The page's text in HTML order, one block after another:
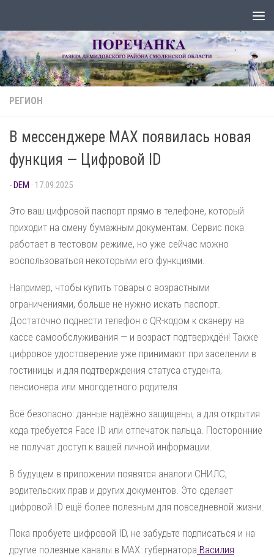
РЕГИОН
В мессенджере MAX появилась новая
функция — Цифровой ID
-DEM · 17.09.2025
Это ваш цифровой паспорт прямо в телефоне, который
приходит на смену бумажным документам. Сервис пока
работает в тестовом режиме, но уже сейчас можно
воспользоваться некоторыми его функциями.
Например, чтобы купить товары с возрастными
ограничениями, больше не нужно искать паспорт.
Достаточно поднести телефон с QR-кодом к сканеру на
кассе самообслуживания — и возраст подтверждён! Также
цифровое удостоверение уже принимают при заселении в
гостиницы и для подтверждения статуса студента,
пенсионера или многодетного родителя.
Всё безопасно: данные надёжно защищены, а для открытия
кода требуется Face ID или отпечаток пальца. Посторонние
не получат доступ к вашей личной информации.
В будущем в приложении появятся аналоги СНИЛС,
водительских прав и других документов. Это сделает
цифровой ID ещё более полезным для повседневной жизни.
Пока пробуете цифровой ID, не забудьте подписаться и на
другие полезные каналы в MAX: губернатора Василия